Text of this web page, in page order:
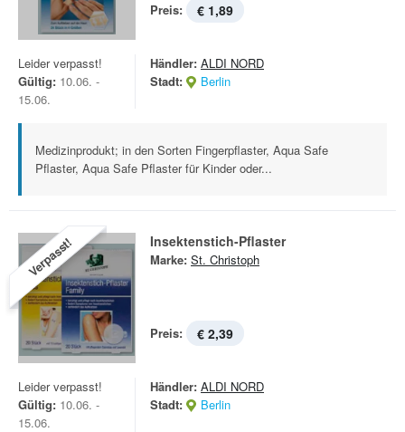
Preis: € 1,89
Leider verpasst!
Gültig: 10.06. -
15.06.
Händler: ALDI NORD
Stadt:
Berlin
Medizinprodukt; in den Sorten Fingerpflaster, Aqua Safe
Pflaster, Aqua Safe Pflaster für Kinder oder...
Verpasst! Insektenstich-Pflaster
Marke: St. Christoph
Preis: € 2,39
Leider verpasst!
Gültig: 10.06. -
15.06.
Händler: ALDI NORD
Stadt:
Berlin